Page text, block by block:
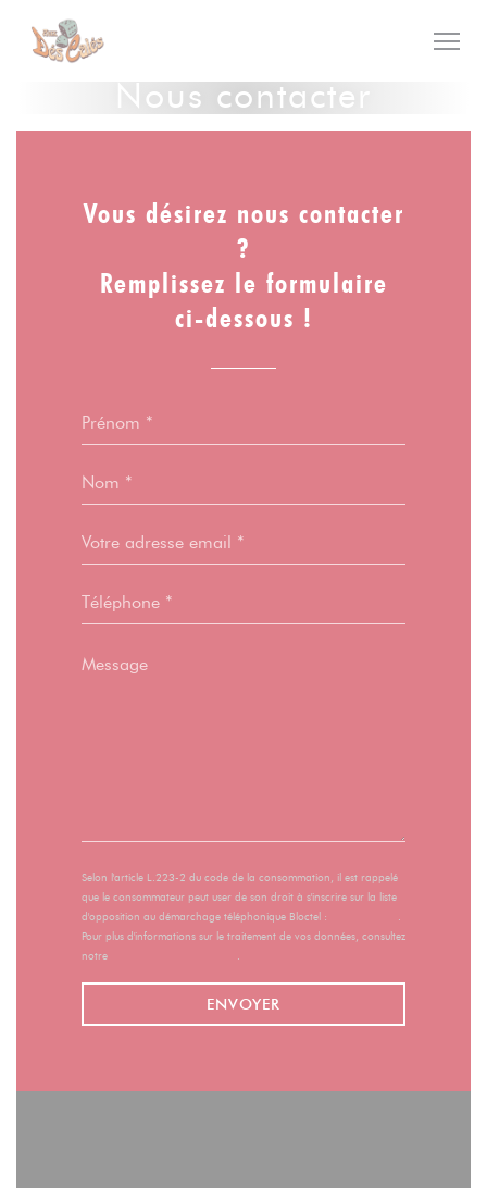
Personnalisation de vos choix en matière de cookies
Nous contacter
Vous désirez nous contacter
?
Remplissez le formulaire
ci-dessous !
Selon l'article L.223-2 du code de la consommation, il est rappelé
que le consommateur peut user de son droit à s'inscrire sur la liste
d'opposition au démarchage téléphonique Bloctel :
.
Pour plus d'informations sur le traitement de vos données, consultez
notre
.